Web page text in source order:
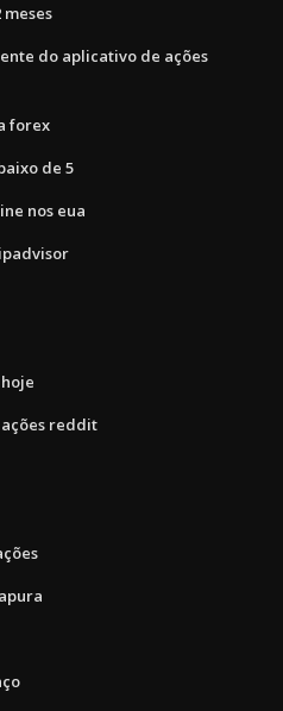
do aplicativo de ações
forex
de 5
nos eua
reddit